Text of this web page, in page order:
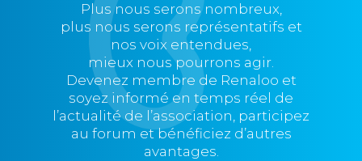
Plus nous serons nombreux,
plus nous serons représentatifs et
nos voix entendues,
mieux nous pourrons agir.
Devenez membre de Renaloo et
soyez informé en temps réel de
l’actualité de l’association, participez
au forum et bénéficiez d’autres
avantages.